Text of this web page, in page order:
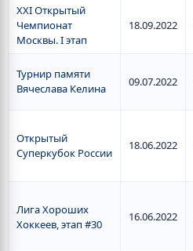
XXI Открытый
Чемпионат
Москвы. I этап
18.09.2022
Турнир памяти
Вячеслава Келина
09.07.2022
Открытый
Суперкубок России
18.06.2022
Лига Хороших
Хоккеев, этап #30
16.06.2022